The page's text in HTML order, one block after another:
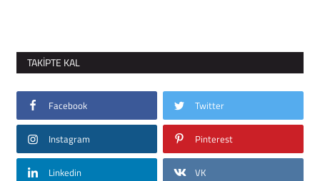
TAKIPTE KAL
Facebook Twitter
Instagram Pinterest
Linkedin VK